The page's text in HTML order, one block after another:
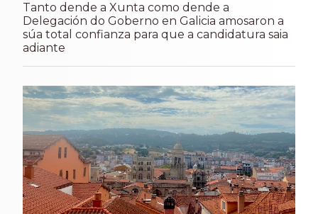
Tanto dende a Xunta como dende a
Delegación do Goberno en Galicia amosaron a
súa total confianza para que a candidatura saia
adiante